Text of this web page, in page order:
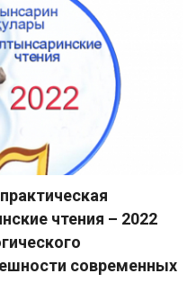
чтения – 2022
современных